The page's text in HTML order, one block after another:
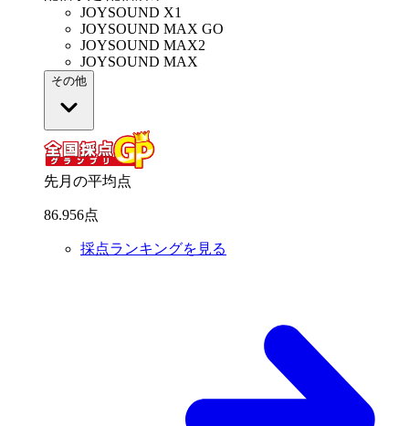
JOYSOUND X1
JOYSOUND MAX GO
JOYSOUND MAX2
JOYSOUND MAX
その他
先月の平均点
86.956点
採点ランキングを見る